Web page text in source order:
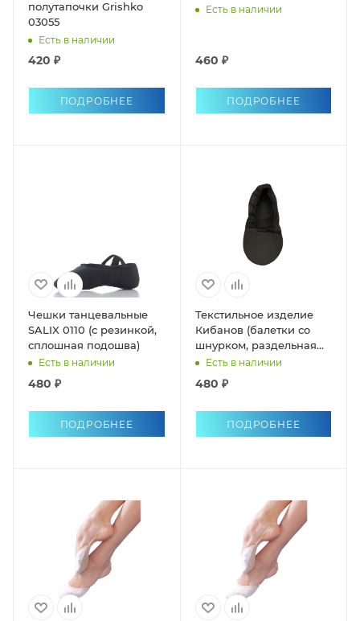
полутапочки Grishko
03055
Есть в наличии
420 ₽
ПОДРОБНЕЕ
Есть в наличии
460 ₽
ПОДРОБНЕЕ
Чешки танцевальные
SALIX 0110 (с резинкой,
сплошная подошва)
Есть в наличии
480 ₽
ПОДРОБНЕЕ
Текстильное изделие
Кибанов (балетки со
шнурком, раздельная
подошва)
Есть в наличии
480 ₽
ПОДРОБНЕЕ